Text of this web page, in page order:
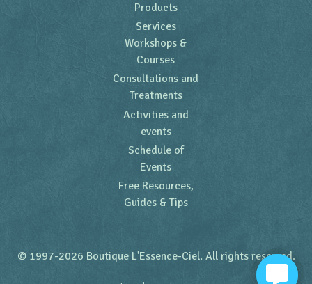
Products
Services
Workshops &
Courses
Consultations and
Treatments
Activities and
events
Schedule of
Events
Free Resources,
Guides & Tips
© 1997-2026 Boutique L'Essence-Ciel. All rights reserved.